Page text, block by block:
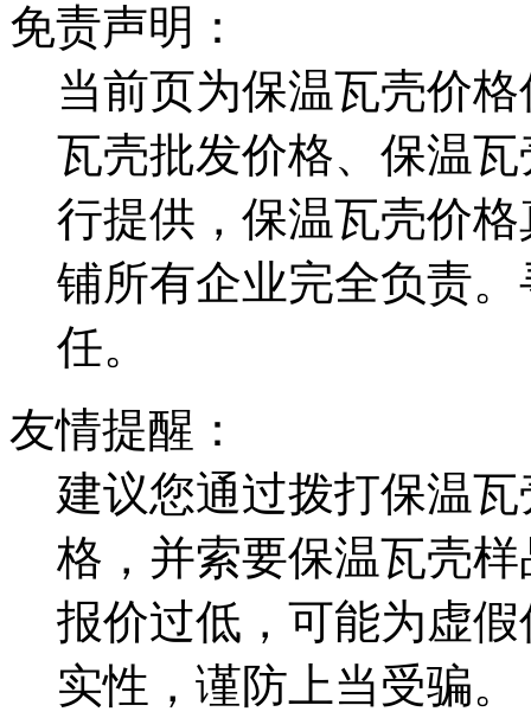
免责声明：
当前页为保温瓦壳价
瓦壳批发价格、保温
行提供，保温瓦壳价
铺所有企业完全负责
任。
友情提醒：
建议您通过拨打保温
格，并索要保温瓦壳
报价过低，可能为虚
实性，谨防上当受骗。